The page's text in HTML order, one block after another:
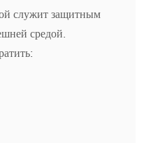
служит защитным
средой.